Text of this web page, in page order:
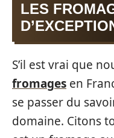
LES
S’il est vrai que
fromages en
se passer du
domaine. Citons